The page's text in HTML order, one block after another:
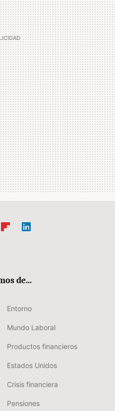
de...
Entorno
Mundo Laboral
Productos financieros
Estados Unidos
Crisis financiera
Pensiones